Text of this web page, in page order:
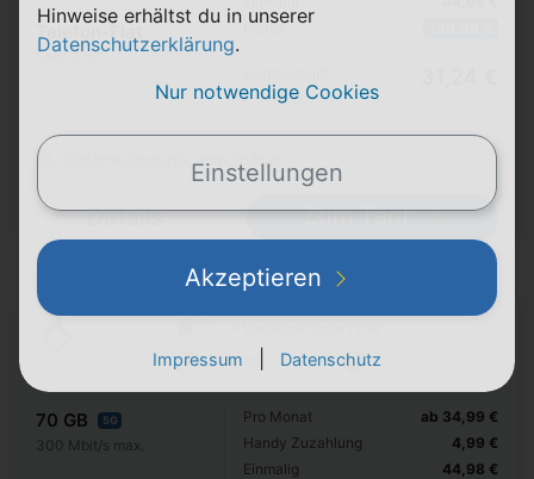
Telefon-Flat
SMS-Flat
Bonus
p. Monat
Datenautomatik abwählbar ⓘ
Details Zum Tarif
24 Monate
70 GB 5G
300 Mbit/s max.
Pro Monat
Handy Zuzahlung
Einmalig
ab 34,99 €
4,99 €
44,98 €
Hinweise erhältst du in unserer
Datenschutzerklärung.
Nur notwendige Cookies
Einstellungen
Akzeptieren
Impressum Datenschutz